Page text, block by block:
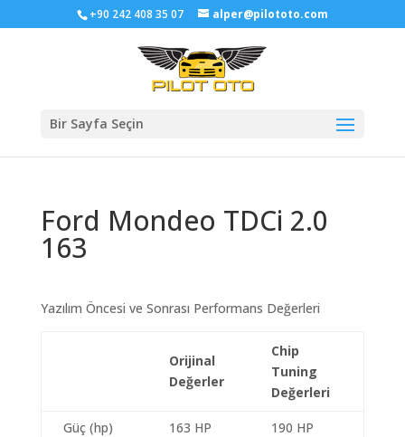
+90 242 408 35 07 alper@pilototo.com
Bir Sayfa Seçin
Ford Mondeo TDCi 2.0
163
Yazılım Öncesi ve Sonrası Performans Değerleri
Orijinal
Değerler
Chip
Tuning
Değerleri
Güç (hp) 163 HP
190 HP